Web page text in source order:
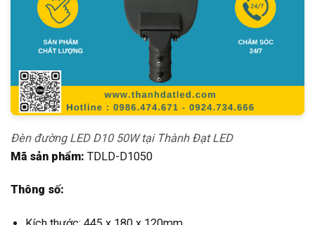
Đèn đường LED D10 50W tại Thành Đạt LED
Mã sản phẩm: TDLD-D1050
Thông số: